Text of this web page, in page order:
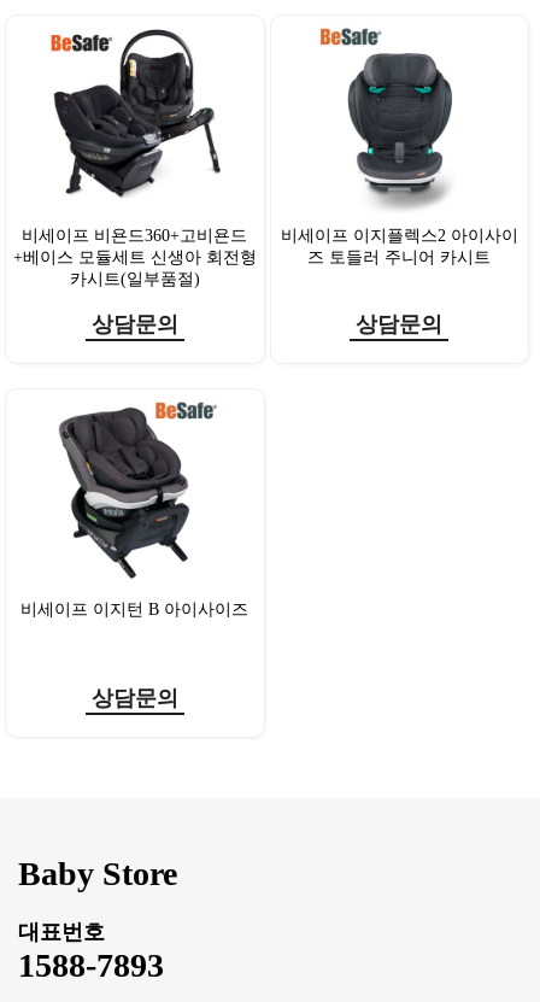
비세이프 비욘드360+고비욘드
+베이스 모듈세트 신생아 회전형
카시트(일부품절)
상담문의
비세이프 이지플렉스2 아이사이
즈 토들러 주니어 카시트
상담문의
비세이프 이지턴 B 아이사이즈
상담문의
Baby Store
대표번호
1588-7893